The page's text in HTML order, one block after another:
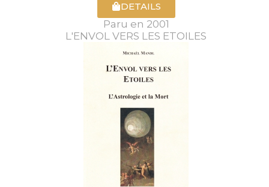
DETAILS
Paru en 2001
L'ENVOL VERS LES ETOILES